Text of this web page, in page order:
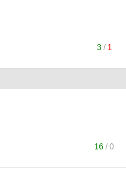
3/ 1
16 /0